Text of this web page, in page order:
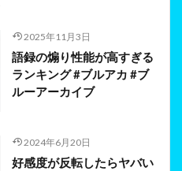
2025年11月3日
語録の煽り性能が高すぎる
ランキング #ブルアカ #ブ
ルーアーカイブ
2024年6月20日
好感度が反転したらヤバい